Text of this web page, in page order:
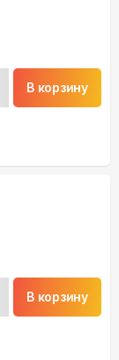
В корзину
В корзину